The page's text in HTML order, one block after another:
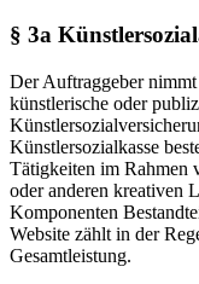
§ 3a
Der Auftraggeber
künstlerische oder
Künstlersozialkasse
Tätigkeiten im Rahmen
oder anderen kreativen
Komponenten
Website zählt in der
Gesamtleistung.